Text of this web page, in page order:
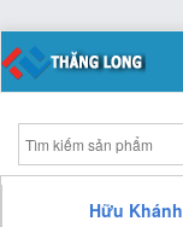
endrolex.com/13
endrolex.com/13
endrolex.com/13
https:/www.high-
endrolex.com/13
endrolex.com/13Hữu Khánh